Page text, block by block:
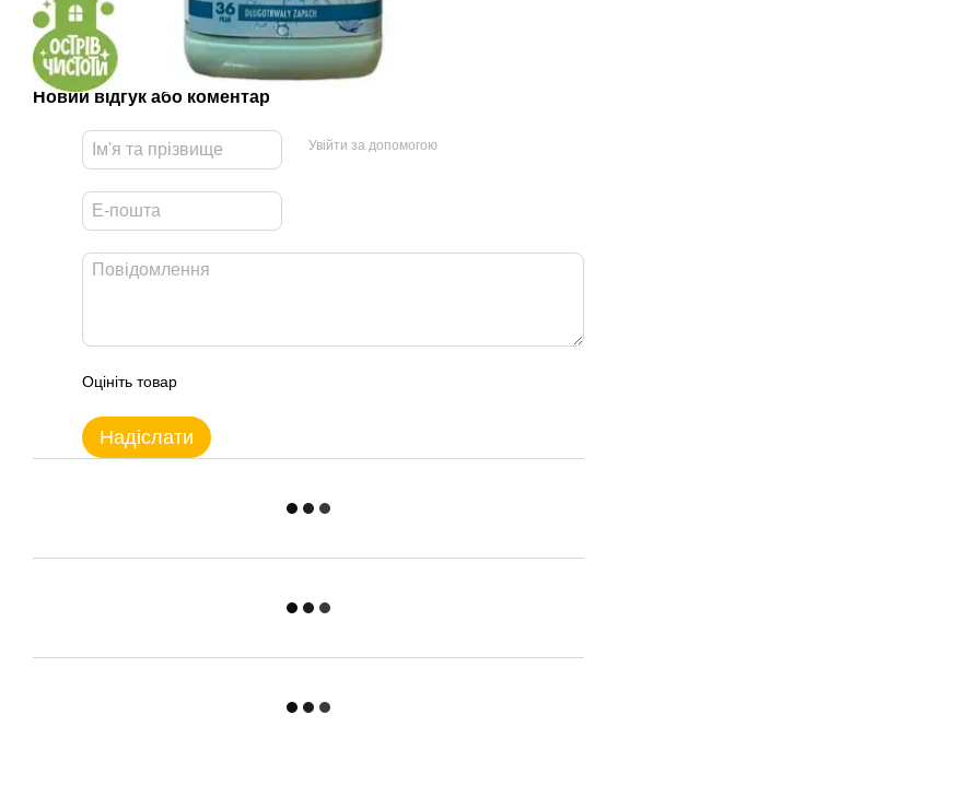
Новий відгук або коментар
Увійти за допомогою
Оцініть товар
Надіслати